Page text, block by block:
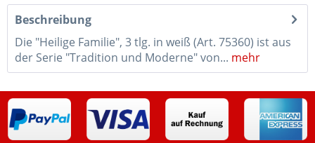
Beschreibung
Die "Heilige Familie", 3 tlg. in weiß (Art. 75360) ist aus
der Serie "Tradition und Moderne" von... mehr